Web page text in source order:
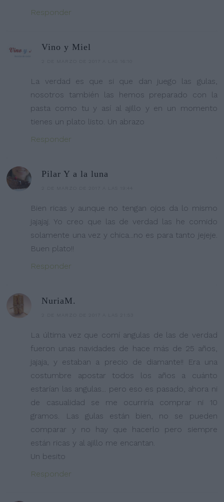
Responder
Vino y Miel
La verdad es que si que dan juego las gulas,
nosotros también las hemos preparado con la
pasta como tu y así al ajillo y en un momento
tienes un plato listo. Un abrazo
Responder
Pilar Y a la luna
Bien ricas y aunque no tengan ojos da lo mismo
jajajaj. Yo creo que las de verdad las he comido
solamente una vez y chica...no es para tanto jejeje.
Buen plato!!
Responder
NuriaM.
La última vez que comí angulas de las de verdad
fueron unas navidades de hace más de 25 años,
jajaja, y estaban a precio de diamante!! Era una
costumbre apostar todos los años a cuánto
estarían las angulas... pero eso es pasado, ahora ni
de casualidad se me ocurriría comprar ni 10
gramos. Las gulas están bien, no se pueden
comparar y no hay que hacerlo pero siempre
están ricas y al ajillo me encantan.
Un besito
Responder